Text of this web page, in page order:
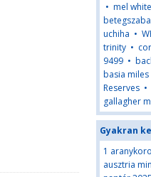
• mel white
uchiha •
trinity •
9499 •
basia miles
Reserves •
gallagher
Gyakran
1
ausztria